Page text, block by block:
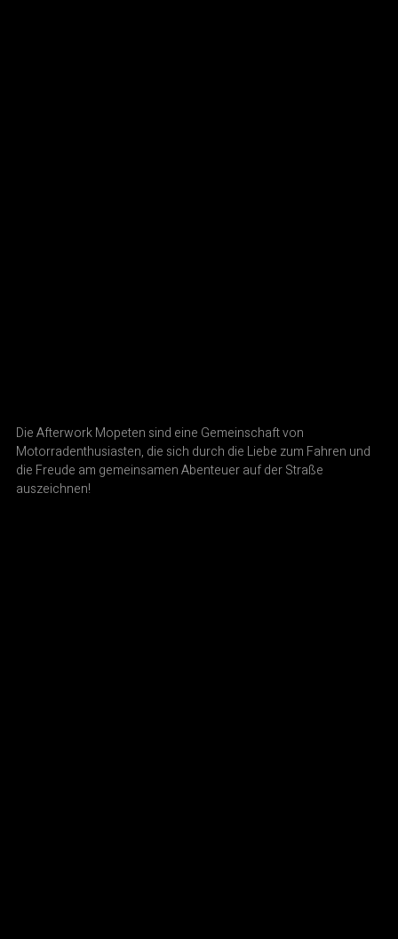
Die Afterwork Mopeten sind eine Gemeinschaft von
Motorradenthusiasten, die sich durch die Liebe zum Fahren und
die Freude am gemeinsamen Abenteuer auf der Straße
auszeichnen!